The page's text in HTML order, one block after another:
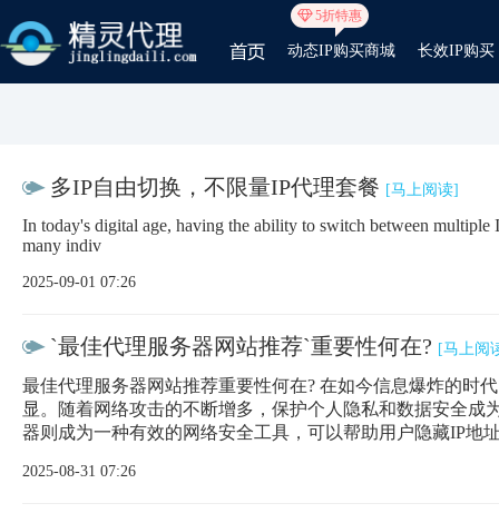
5折特惠
动态IP购买商城 长效IP购买
多IP自由切换，不限量IP代理套餐 [马上阅读]
In today's digital age, having the ability to switch between multiple
many indiv
2025-09-01 07:26
`最佳代理服务器网站推荐`重要性何在? [马上阅
最佳代理服务器网站推荐重要性何在? 在如今信息爆炸的时
显。随着网络攻击的不断增多，保护个人隐私和数据安全成
器则成为一种有效的网络安全工具，可以帮助用户隐藏IP地
2025-08-31 07:26